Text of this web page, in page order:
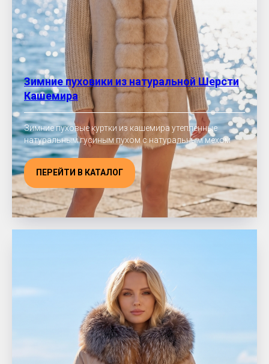
Зимние пуховики из натуральной Шерсти
Кашемира
Зимние пуховые куртки из кашемира утепленные
натуральным гусиным пухом с натуральным мехом
ПЕРЕЙТИ В КАТАЛОГ